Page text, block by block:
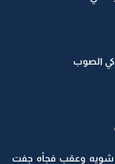
الصوب
شويه وعقب فجأه جفت